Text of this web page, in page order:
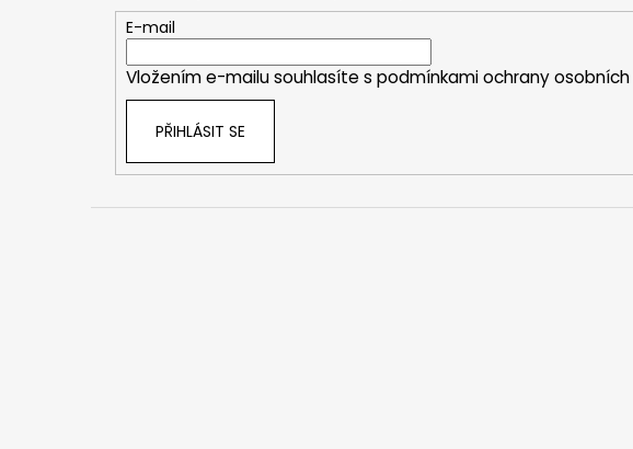
E-mail
Vložením e-mailu souhlasíte s podmínkami ochrany osobních
PŘIHLÁSIT SE